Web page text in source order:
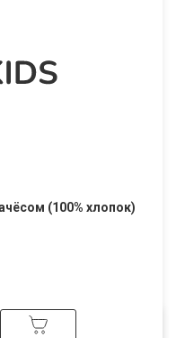
(100% хлопок)